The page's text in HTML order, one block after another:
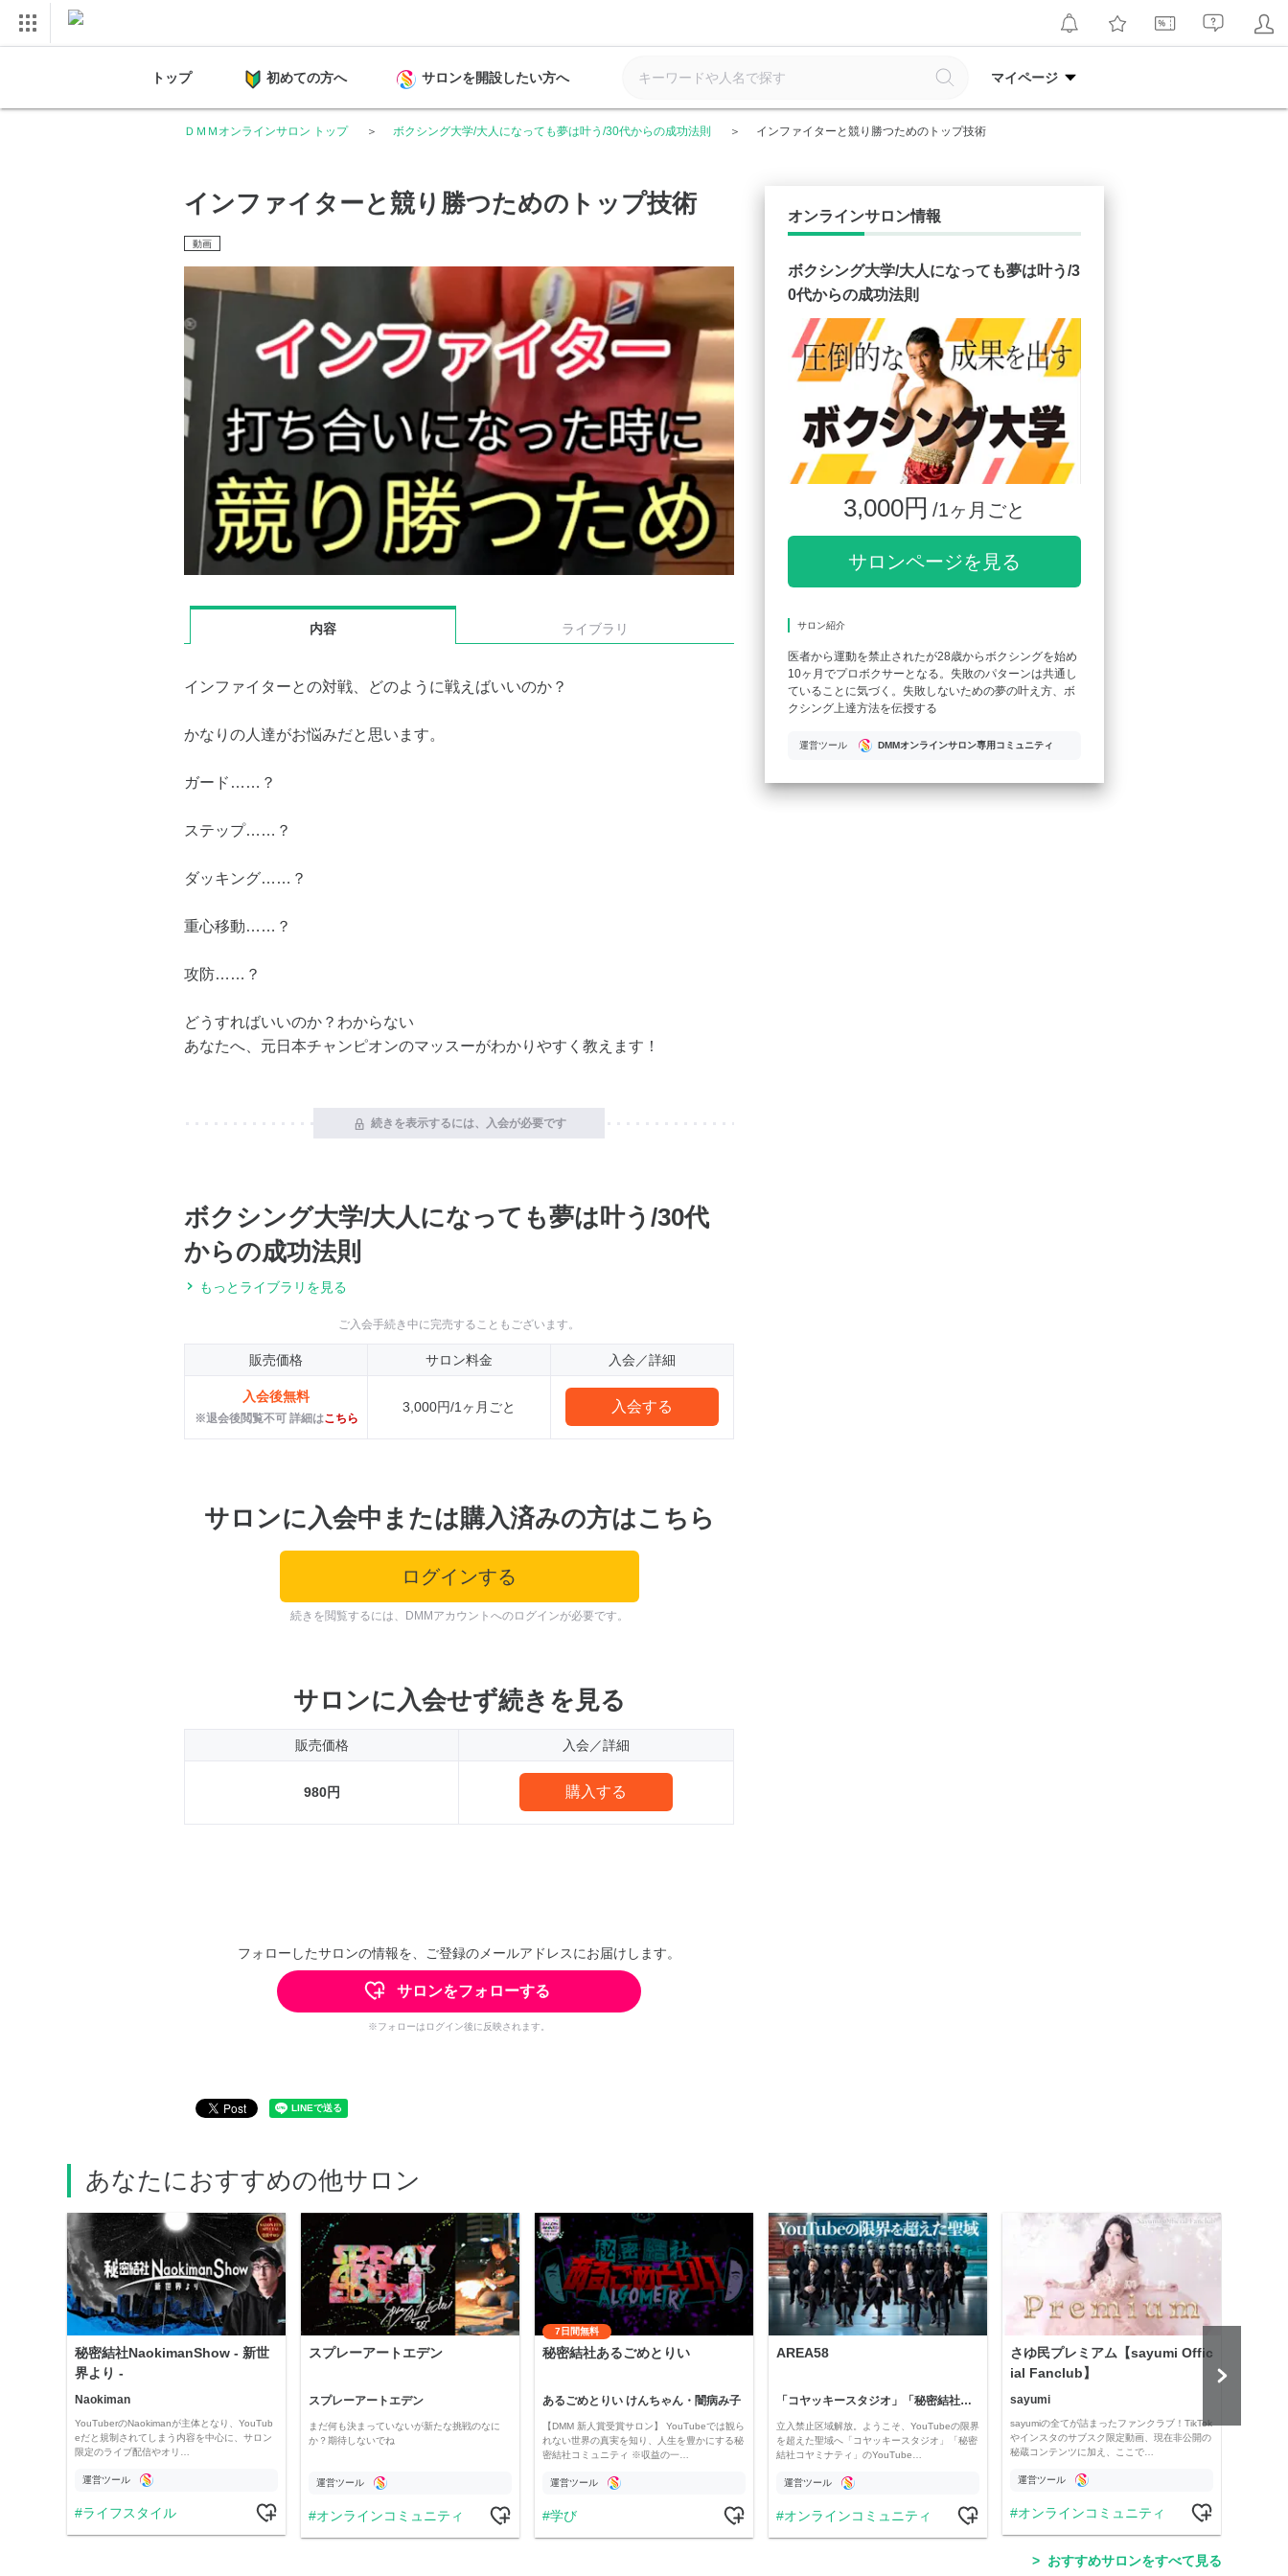
トップ 初めての方へ サロンを開設したい方へ マイページ
ＤＭＭオンラインサロン トップ ボクシング大学/大人になっても夢は叶う/30代からの成功法則 インファイターと競り勝つためのトップ技術
インファイターと競り勝つためのトップ技術
動画
内容 ライブラリ
インファイターとの対戦、どのように戦えばいいのか？
かなりの人達がお悩みだと思います。
ガード……？
ステップ……？
ダッキング……？
重心移動……？
攻防……？
どうすればいいのか？わからない
あなたへ、元日本チャンピオンのマッスーがわかりやすく教えます！
続きを表示するには、入会が必要です
ボクシング大学/大人になっても夢は叶う/30代
からの成功法則
もっとライブラリを見る
ご入会手続き中に完売することもございます。
販売価格 サロン料金 入会／詳細
入会後無料
※退会後閲覧不可 詳細はこちら
3,000円/1ヶ月ごと 入会する
サロンに入会中または購入済みの方はこちら
ログインする
続きを閲覧するには、DMMアカウントへのログインが必要です。
サロンに入会せず続きを見る
販売価格 入会／詳細
980円 購入する
フォローしたサロンの情報を、ご登録のメールアドレスにお届けします。
サロンをフォローする
※フォローはログイン後に反映されます。
オンラインサロン情報
ボクシング大学/大人になっても夢は叶う/3
0代からの成功法則
3,000円 /1ヶ月ごと
サロンページを見る
サロン紹介
医者から運動を禁止されたが28歳からボクシングを始め
10ヶ月でプロボクサーとなる。失敗のパターンは共通し
ていることに気づく。失敗しないための夢の叶え方、ボ
クシング上達方法を伝授する
運営ツール DMMオンラインサロン専用コミュニティ
あなたにおすすめの他サロン
秘密結社NaokimanShow - 新世
界より -
Naokiman
YouTuberのNaokimanが主体となり、YouTub
eだと規制されてしまう内容を中心に、サロン
限定のライブ配信やオリ…
運営ツール
ライフスタイル
スプレーアートエデン
スプレーアートエデン
まだ何も決まっていないが新たな挑戦のなに
か？期待しないでね
運営ツール
オンラインコミュニティ
7日間無料
秘密結社あるごめとりい
あるごめとりい けんちゃん・闇病み子
【DMM 新人賞受賞サロン】 YouTubeでは観ら
れない世界の真実を知り、人生を豊かにする秘
密結社コミュニティ ※収益の一…
運営ツール
学び
AREA58
「コヤッキースタジオ」「秘密結社コヤミナティ」
立入禁止区域解放。ようこそ、YouTubeの限界
を超えた聖域へ「コヤッキースタジオ」「秘密
結社コヤミナティ」のYouTube…
運営ツール
オンラインコミュニティ
さゆ民プレミアム【sayumi Offic
ial Fanclub】
sayumi
sayumiの全てが詰まったファンクラブ！TikTok
やインスタのサブスク限定動画、現在非公開の
秘蔵コンテンツに加え、ここで…
運営ツール
オンラインコミュニティ
おすすめサロンをすべて見る